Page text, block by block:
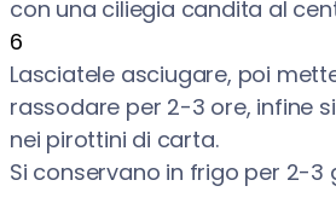
con una ciliegia candita al
6
Lasciatele asciugare, poi
rassodare per 2-3 ore, infine
nei pirottini di carta.
Si conservano in frigo per 2-3